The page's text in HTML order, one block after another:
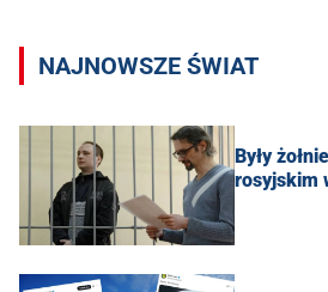
NAJNOWSZE ŚWIAT
Były
rosyjskim